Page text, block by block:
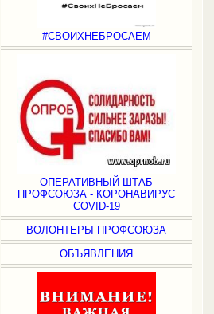
#СВОИХНЕБРОСАЕМ
ОПЕРАТИВНЫЙ ШТАБ
ПРОФСОЮЗА - КОРОНАВИРУС
COVID-19
ВОЛОНТЕРЫ ПРОФСОЮЗА
ОБЪЯВЛЕНИЯ